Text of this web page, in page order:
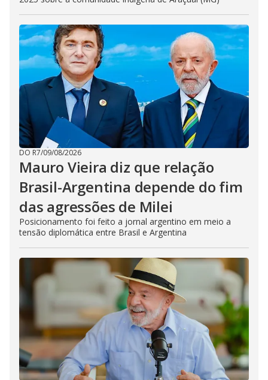
DO R7/09/08/2026
Mauro Vieira diz que relação
Brasil-Argentina depende do fim
das agressões de Milei
Posicionamento foi feito a jornal argentino em meio a
tensão diplomática entre Brasil e Argentina